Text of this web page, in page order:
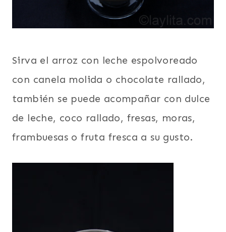
Sirva el arroz con leche espolvoreado
con canela molida o chocolate rallado,
también se puede acompañar con dulce
de leche, coco rallado, fresas, moras,
frambuesas o fruta fresca a su gusto.